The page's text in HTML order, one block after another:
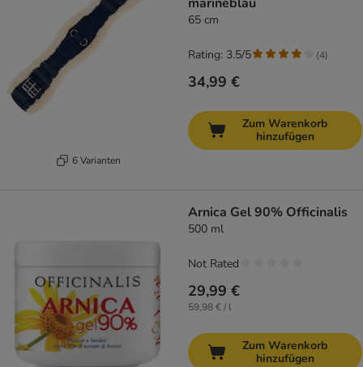
6 Varianten
65 cm
34,99 €
Rating: 3.5/5 (4)
Zum Warenkorb
hinzufügen
Arnica Gel 90% Officinalis
500 ml
29,99 €
59,98 € / l
Not Rated
Zum Warenkorb
hinzufügen